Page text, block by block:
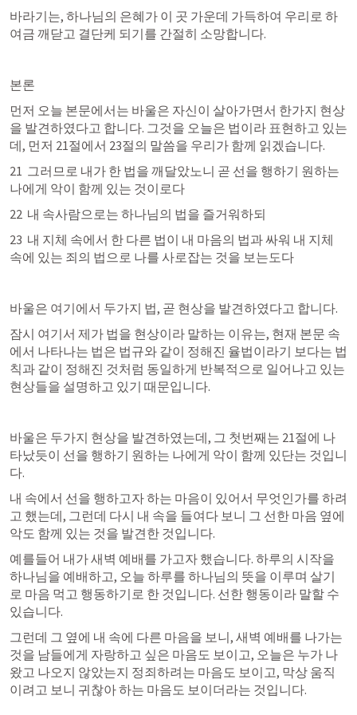
바라기는, 하나님의 은혜가 이 곳 가운데 가득하여 우리로 하
여금 깨닫고 결단케 되기를 간절히 소망합니다.
본론
먼저 오늘 본문에서는 바울은 자신이 살아가면서 한가지 현상
을 발견하였다고 합니다. 그것을 오늘은 법이라 표현하고 있는
데, 먼저 21절에서 23절의 말씀을 우리가 함께 읽겠습니다.
21  그러므로 내가 한 법을 깨달았노니 곧 선을 행하기 원하는
나에게 악이 함께 있는 것이로다
22  내 속사람으로는 하나님의 법을 즐거워하되
23  내 지체 속에서 한 다른 법이 내 마음의 법과 싸워 내 지체
속에 있는 죄의 법으로 나를 사로잡는 것을 보는도다
바울은 여기에서 두가지 법, 곧 현상을 발견하였다고 합니다.
잠시 여기서 제가 법을 현상이라 말하는 이유는, 현재 본문 속
에서 나타나는 법은 법규와 같이 정해진 율법이라기 보다는 법
칙과 같이 정해진 것처럼 동일하게 반복적으로 일어나고 있는
현상들을 설명하고 있기 때문입니다.
바울은 두가지 현상을 발견하였는데, 그 첫번째는 21절에 나
타났듯이 선을 행하기 원하는 나에게 악이 함께 있단는 것입니
다.
내 속에서 선을 행하고자 하는 마음이 있어서 무엇인가를 하려
고 했는데, 그런데 다시 내 속을 들여다 보니 그 선한 마음 옆에
악도 함께 있는 것을 발견한 것입니다.
예를들어 내가 새벽 예배를 가고자 했습니다. 하루의 시작을
하나님을 예배하고, 오늘 하루를 하나님의 뜻을 이루며 살기
로 마음 먹고 행동하기로 한 것입니다. 선한 행동이라 말할 수
있습니다.
그런데 그 옆에 내 속에 다른 마음을 보니, 새벽 예배를 나가는
것을 남들에게 자랑하고 싶은 마음도 보이고, 오늘은 누가 나
왔고 나오지 않았는지 정죄하려는 마음도 보이고, 막상 움직
이려고 보니 귀찮아 하는 마음도 보이더라는 것입니다.